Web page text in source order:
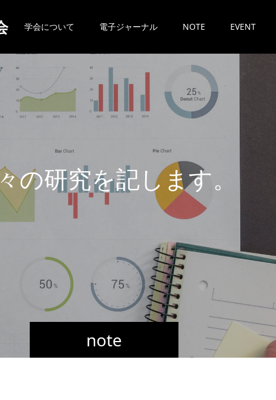
学会について 電子ジャーナル NOTE EVENT
note
の研究を記します。